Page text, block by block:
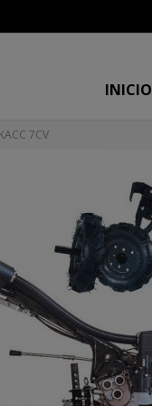
INICIO
7CV